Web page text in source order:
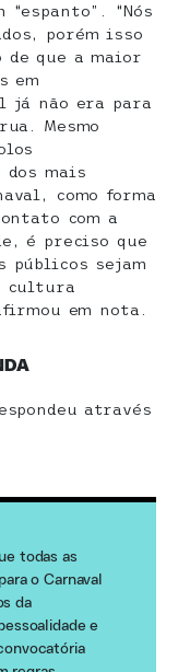
“Nós
porém isso
de que a maior
em
já não era para
Mesmo
dos mais
como forma
com a
é preciso que
públicos sejam
cultura
em nota.
através
todas as
o Carnaval
da
e